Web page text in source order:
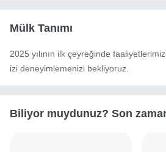
Mülk Tanımı
2025 yılının ilk çeyreğinde
izi deneyimlemenizi bekliyoruz.
Biliyor muydunuz? Son